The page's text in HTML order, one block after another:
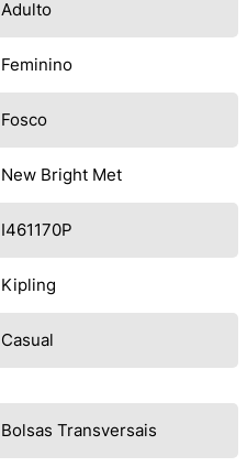
Adulto
Feminino
Fosco
New Bright Met
I461170P
Kipling
Casual
Bolsas Transversais